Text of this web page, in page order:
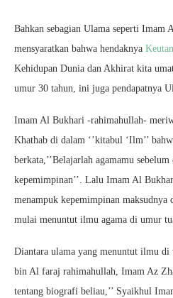
Bahkan sebagian Ulama seperti Imam
mensyaratkan bahwa hendaknya
Kehidupan Dunia dan Akhirat kita
umur 30 tahun, ini juga pendapatnya
Imam Al Bukhari -rahimahullah-
Khathab di dalam ‘’kitabul ‘Ilm’’
berkata,’’Belajarlah agamamu
kepemimpinan’’. Lalu Imam Al
menampuk kepemimpinan maksudnya
mulai menuntut ilmu agama di umur
Diantara ulama yang menuntut ilmu di
bin Al faraj rahimahullah, Imam Az
tentang biografi beliau,’’ Syaikhul